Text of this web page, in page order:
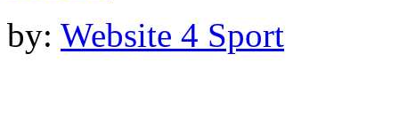
by: Website 4 Sport